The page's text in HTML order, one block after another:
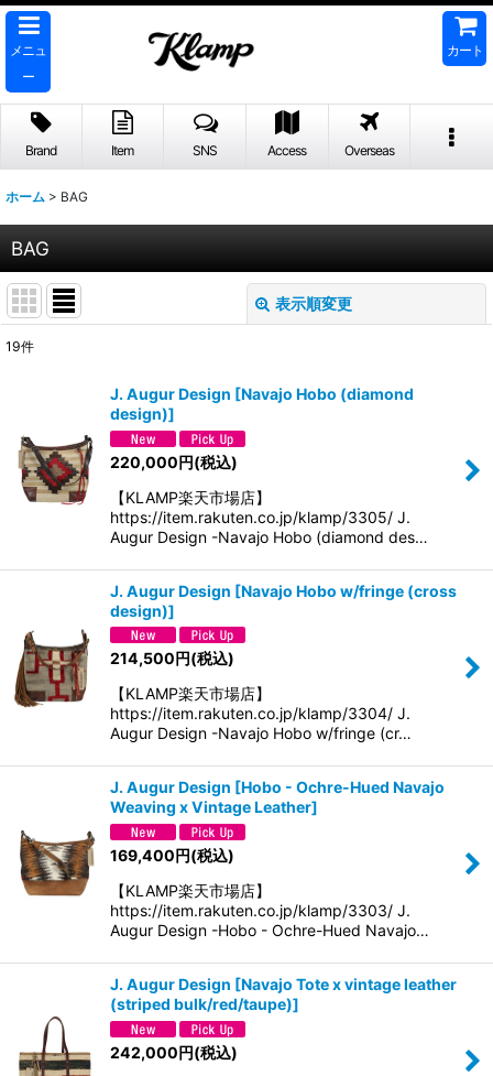
メニュ
ー
カート
Brand Item SNS Access Overseas
ホーム > BAG
BAG
表示順変更
絞り込む
19件
J. Augur Design [Navajo Hobo (diamond
design)]
220,000円(税込)
【KLAMP楽天市場店】
https://item.rakuten.co.jp/klamp/3305/ J.
Augur Design -Navajo Hobo (diamond des…
J. Augur Design [Navajo Hobo w/fringe (cross
design)]
214,500円(税込)
【KLAMP楽天市場店】
https://item.rakuten.co.jp/klamp/3304/ J.
Augur Design -Navajo Hobo w/fringe (cr…
J. Augur Design [Hobo - Ochre-Hued Navajo
Weaving x Vintage Leather]
169,400円(税込)
【KLAMP楽天市場店】
https://item.rakuten.co.jp/klamp/3303/ J.
Augur Design -Hobo - Ochre-Hued Navajo…
J. Augur Design [Navajo Tote x vintage leather
(striped bulk/red/taupe)]
242,000円(税込)